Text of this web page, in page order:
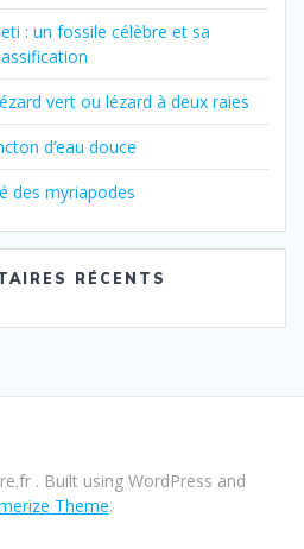
: un fossile célèbre et sa
vert ou lézard à deux raies
d’eau douce
des myriapodes
RÉCENTS
. Built using WordPress and
Theme.